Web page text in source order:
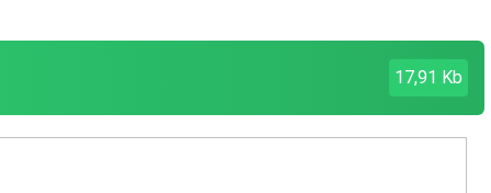
17,91 Kb